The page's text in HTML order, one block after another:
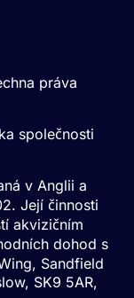
práva
společnosti
v Anglii a
Její činnosti
akvizičním
dohod s
Sandfield
SK9 5AR,